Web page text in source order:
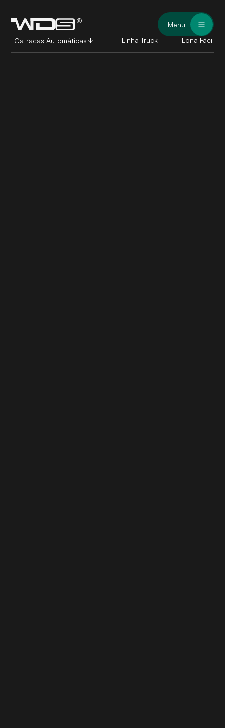
Menu
Catracas Automáticas
Linha Truck Lona Fácil